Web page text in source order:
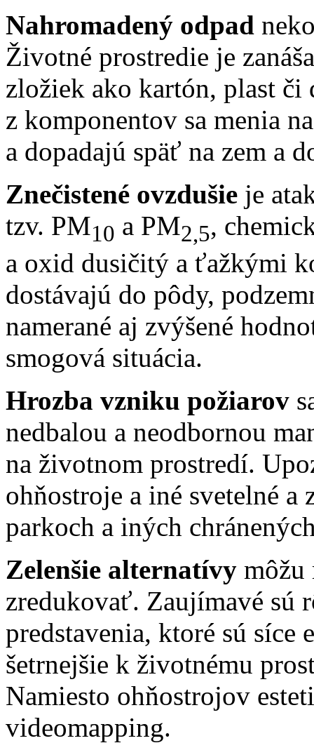
Nahromadený odpad
Životné prostredie je
zložiek ako kartón, plast či
z komponentov sa menia
a dopadajú späť na zem a
Znečistené ovzdušie je
tzv. PM10 a PM2,5,
a oxid dusičitý a ťažkými
dostávajú do pôdy,
namerané aj zvýšené
smogová situácia.
Hrozba vzniku požiarov
nedbalou a neodbornou
na životnom prostredí.
ohňostroje a iné svetelné
parkoch a iných
Zelenšie alternatívy môžu
zredukovať. Zaujímavé sú
predstavenia, ktoré sú síce
šetrnejšie k životnému
Namiesto ohňostrojov
videomapping.